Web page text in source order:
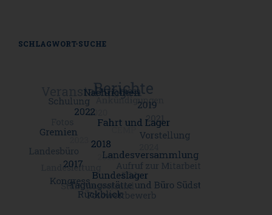
SCHLAGWORT-SUCHE